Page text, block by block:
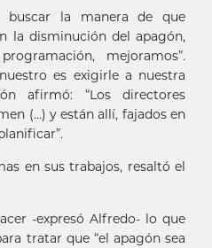
buscar la manera de que
la disminución del apagón,
mejoramos”.
es exigirle a nuestra
afirmó: “Los directores
(…) y están allí, fajados en
en sus trabajos, resaltó el
-expresó Alfredo- lo que
tratar que “el apagón sea